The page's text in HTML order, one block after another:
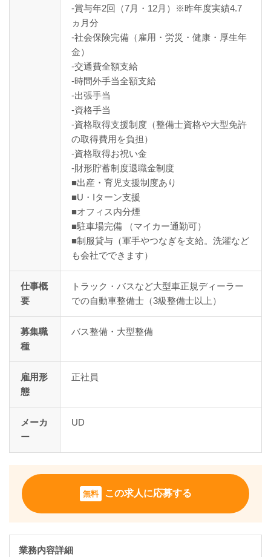
-賞与年2回（7月・12月）※昨年度実績4.7
ヵ月分
-社会保険完備（雇用・労災・健康・厚生年
金）
-交通費全額支給
-時間外手当全額支給
-出張手当
-資格手当
-資格取得支援制度（整備士資格や大型免許
の取得費用を負担）
-資格取得お祝い金
-財形貯蓄制度退職金制度
■出産・育児支援制度あり
■U・Iターン支援
■オフィス内分煙
■駐車場完備 （マイカー通勤可）
■制服貸与（軍手やつなぎを支給。洗濯など
も会社でできます）
仕事概
要
トラック・バスなど大型車正規ディーラー
での自動車整備士（3級整備士以上）
募集職
種
バス整備・大型整備
雇用形
態
正社員
メーカ
ー
UD
無料 この求人に応募する
業務内容詳細